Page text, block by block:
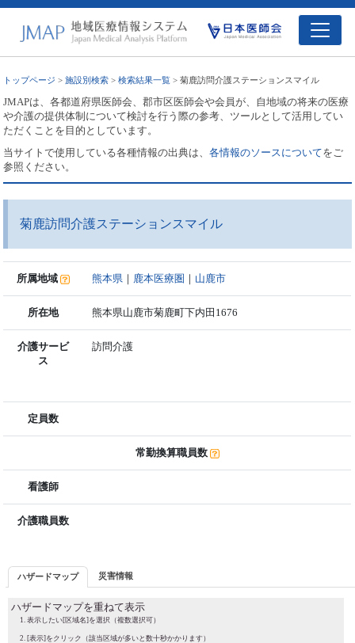
トップページ >施設別検索 >検索結果一覧 > 菊鹿訪問介護ステーションスマイル
JMAPは、各都道府県医師会、郡市区医師会や会員が、自地域の将来の医療
や介護の提供体制について検討を行う際の参考、ツールとして活用してい
ただくことを目的としています。
当サイトで使用している各種情報の出典は、各情報のソースについてをご
参照ください。
菊鹿訪問介護ステーションスマイル
所属地域 熊本県 ｜ 鹿本医療圏 ｜ 山鹿市
所在地 熊本県山鹿市菊鹿町下内田1676
介護サービ
ス
訪問介護
定員数
常勤換算職員数
看護師
介護職員数
ハザードマップ 災害情報
ハザードマップを重ねて表示
表示したい[区域名]を選択（複数選択可）
[表示]をクリック（該当区域が多いと数十秒かかります）